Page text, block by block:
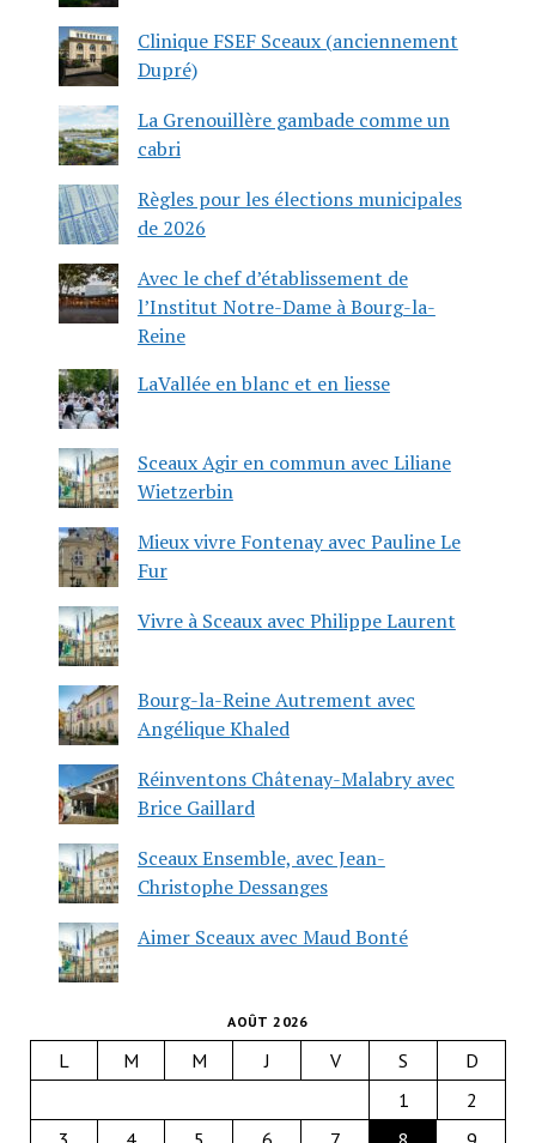
Clinique FSEF Sceaux (anciennement
Dupré)
La Grenouillère gambade comme un
cabri
Règles pour les élections municipales
de 2026
Avec le chef d’établissement de
l’Institut Notre-Dame à Bourg-la-
Reine
LaVallée en blanc et en liesse
Sceaux Agir en commun avec Liliane
Wietzerbin
Mieux vivre Fontenay avec Pauline Le
Fur
Vivre à Sceaux avec Philippe Laurent
Bourg-la-Reine Autrement avec
Angélique Khaled
Réinventons Châtenay-Malabry avec
Brice Gaillard
Sceaux Ensemble, avec Jean-
Christophe Dessanges
Aimer Sceaux avec Maud Bonté
AOÛT 2026
L M M J V S
D
1
2